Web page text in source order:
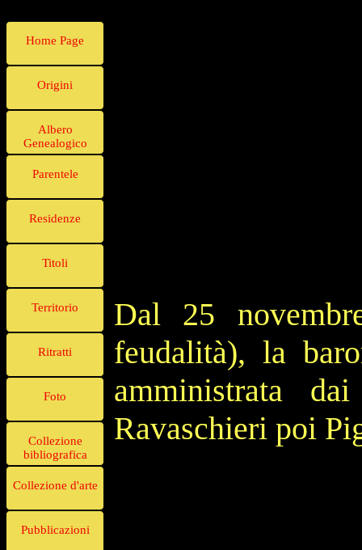
Home Page
Origini
Albero
Genealogico
Parentele
Residenze
Titoli
Territorio
Ritratti
Foto
Collezione
bibliografica
Collezione d'arte
Pubblicazioni
Dal 25
feudalità), la
amministrata
Ravaschieri poi